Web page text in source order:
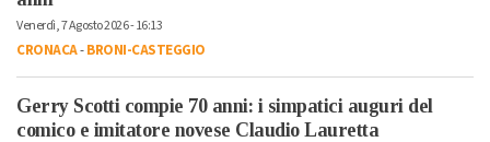
Venerdì, 7 Agosto 2026 - 16:13
CRONACA-BRONI-CASTEGGIO
Gerry Scotti compie 70 anni: i simpatici auguri del
comico e imitatore novese Claudio Lauretta